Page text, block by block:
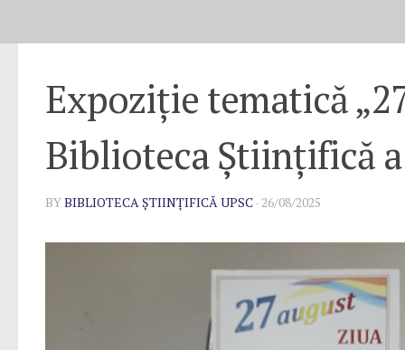
Expoziție tematică
Biblioteca Științifică a
BYBIBLIOTECA ȘTIINȚIFICĂ UPSC · 26/08/2025